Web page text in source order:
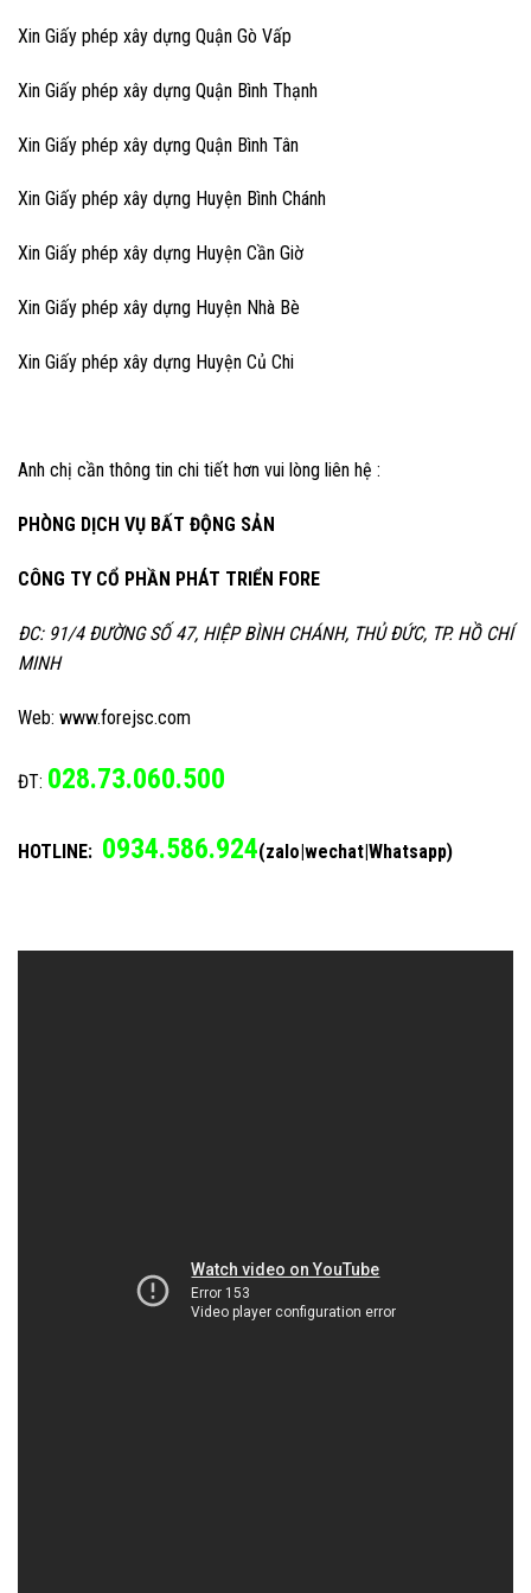
Xin Giấy phép xây dựng Quận Gò Vấp
Xin Giấy phép xây dựng Quận Bình Thạnh
Xin Giấy phép xây dựng Quận Bình Tân
Xin Giấy phép xây dựng Huyện Bình Chánh
Xin Giấy phép xây dựng Huyện Cần Giờ
Xin Giấy phép xây dựng Huyện Nhà Bè
Xin Giấy phép xây dựng Huyện Củ Chi
Anh chị cần thông tin chi tiết hơn vui lòng liên hệ :
PHÒNG DỊCH VỤ BẤT ĐỘNG SẢN
CÔNG TY CỔ PHẦN PHÁT TRIỂN FORE
ĐC: 91/4 ĐƯỜNG SỐ 47, HIỆP BÌNH CHÁNH, THỦ ĐỨC, TP. HỒ CHÍ
MINH
Web: www.forejsc.com
ĐT: 028.73.060.500
HOTLINE: 0934.586.924(zalo|wechat|Whatsapp)